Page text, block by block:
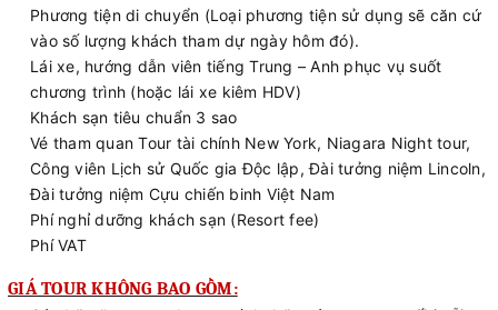
Phương tiện di chuyển (Loại phương tiện sử dụng sẽ căn cứ
vào số lượng khách tham dự ngày hôm đó).
Lái xe, hướng dẫn viên tiếng Trung – Anh phục vụ suốt
chương trình (hoặc lái xe kiêm HDV)
Khách sạn tiêu chuẩn 3 sao
Vé tham quan Tour tài chính New York, Niagara Night tour,
Công viên Lịch sử Quốc gia Độc lập, Đài tưởng niệm Lincoln,
Đài tưởng niệm Cựu chiến binh Việt Nam
Phí nghỉ dưỡng khách sạn (Resort fee)
Phí VAT
GIÁ TOUR KHÔNG BAO GỒM: